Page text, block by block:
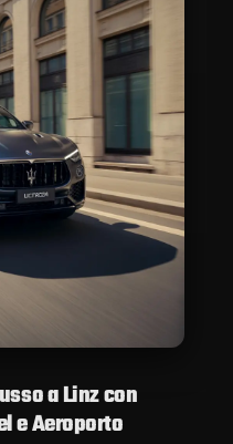
a Linz con
e Aeroporto